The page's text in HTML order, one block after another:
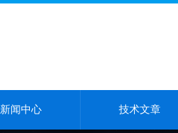
新闻中心 技术文章